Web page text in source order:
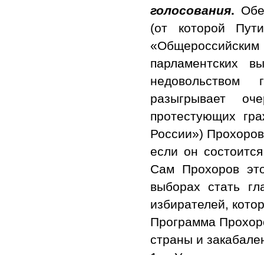
голосования.
(от которой
парламентских
недовольством
разыгрывает
протестующих
России»)
если он
Сам Прохоров
выборах стать
избирателей,
Программа
страны и